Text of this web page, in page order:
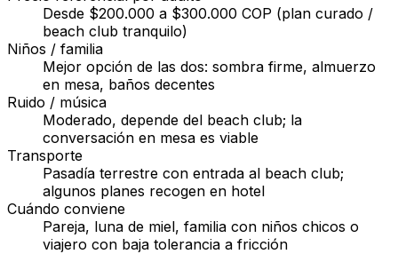
Desde $200.000 a $300.000 COP (plan curado /
beach club tranquilo)
Niños / familia
Mejor opción de las dos: sombra firme, almuerzo
en mesa, baños decentes
Ruido / música
Moderado, depende del beach club; la
conversación en mesa es viable
Transporte
Pasadía terrestre con entrada al beach club;
algunos planes recogen en hotel
Cuándo conviene
Pareja, luna de miel, familia con niños chicos o
viajero con baja tolerancia a fricción